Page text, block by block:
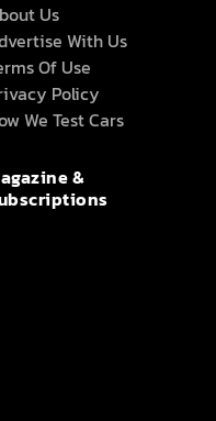
Us
With Us
Of Use
Policy
We Test Cars
&